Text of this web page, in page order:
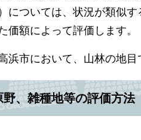
については、状況が類似
価額によって評価します。
浜市において、山林の地目
野、雑種地等の評価方法